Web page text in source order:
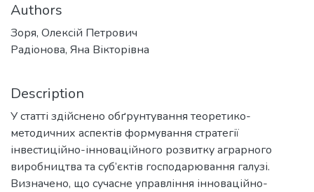
Authors
Зоря, Олексій Петрович
Радіонова, Яна Вікторівна
Description
У статті здійснено обґрунтування теоретико-
методичних аспектів формування стратегії
інвестиційно-інноваційного розвитку аграрного
виробництва та суб’єктів господарювання галузі.
Визначено, що сучасне управління інноваційно-